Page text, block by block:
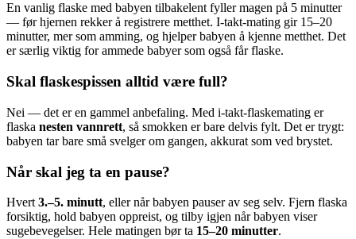
En vanlig flaske med babyen tilbakelent fyller magen på 5 minutter
— før hjernen rekker å registrere metthet. I-takt-mating gir 15–20
minutter, mer som amming, og hjelper babyen å kjenne metthet. Det
er særlig viktig for ammede babyer som også får flaske.
Skal flaskespissen alltid være full?
Nei — det er en gammel anbefaling. Med i-takt-flaskemating er
flaska nesten vannrett, så smokken er bare delvis fylt. Det er trygt:
babyen tar bare små svelger om gangen, akkurat som ved brystet.
Når skal jeg ta en pause?
Hvert 3.–5. minutt, eller når babyen pauser av seg selv. Fjern flaska
forsiktig, hold babyen oppreist, og tilby igjen når babyen viser
sugebevegelser. Hele matingen bør ta 15–20 minutter.